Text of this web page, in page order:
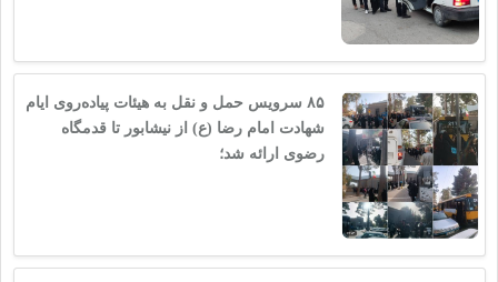
۸۵ سرویس حمل و نقل به هیئات پیاده‌روی ایام
شهادت امام رضا (ع) از نیشابور تا قدمگاه
رضوی ارائه شد؛